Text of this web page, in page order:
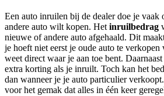
Een auto inruilen bij de dealer doe je vaak
andere auto wilt kopen. Het inruilbedrag
nieuwe of andere auto afgehaald. Dit
je hoeft niet eerst je oude auto te
weet direct waar je aan toe bent.
extra korting als je inruilt. Toch kan het
dan wanneer je je auto particulier
voor het gemak dat alles in één keer